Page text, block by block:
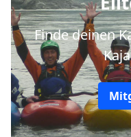
Finde deinen